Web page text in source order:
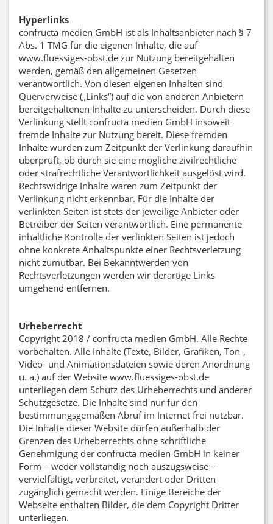
Hyperlinks
confructa medien GmbH ist als Inhaltsanbieter nach § 7
Abs. 1 TMG für die eigenen Inhalte, die auf
www.fluessiges-obst.de zur Nutzung bereitgehalten
werden, gemäß den allgemeinen Gesetzen
verantwortlich. Von diesen eigenen Inhalten sind
Querverweise („Links“) auf die von anderen Anbietern
bereitgehaltenen Inhalte zu unterscheiden. Durch diese
Verlinkung stellt confructa medien GmbH insoweit
fremde Inhalte zur Nutzung bereit. Diese fremden
Inhalte wurden zum Zeitpunkt der Verlinkung daraufhin
überprüft, ob durch sie eine mögliche zivilrechtliche
oder strafrechtliche Verantwortlichkeit ausgelöst wird.
Rechtswidrige Inhalte waren zum Zeitpunkt der
Verlinkung nicht erkennbar. Für die Inhalte der
verlinkten Seiten ist stets der jeweilige Anbieter oder
Betreiber der Seiten verantwortlich. Eine permanente
inhaltliche Kontrolle der verlinkten Seiten ist jedoch
ohne konkrete Anhaltspunkte einer Rechtsverletzung
nicht zumutbar. Bei Bekanntwerden von
Rechtsverletzungen werden wir derartige Links
umgehend entfernen.
Urheberrecht
Copyright 2018 / confructa medien GmbH. Alle Rechte
vorbehalten. Alle Inhalte (Texte, Bilder, Grafiken, Ton-,
Video- und Animationsdateien sowie deren Anordnung
u. a.) auf der Website www.fluessiges-obst.de
unterliegen dem Schutz des Urheberrechts und anderer
Schutzgesetze. Die Inhalte sind nur für den
bestimmungsgemäßen Abruf im Internet frei nutzbar.
Die Inhalte dieser Website dürfen außerhalb der
Grenzen des Urheberrechts ohne schriftliche
Genehmigung der confructa medien GmbH in keiner
Form – weder vollständig noch auszugsweise –
vervielfältigt, verbreitet, verändert oder Dritten
zugänglich gemacht werden. Einige Bereiche der
Webseite enthalten Bilder, die dem Copyright Dritter
unterliegen.